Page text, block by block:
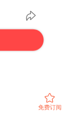
免费订阅